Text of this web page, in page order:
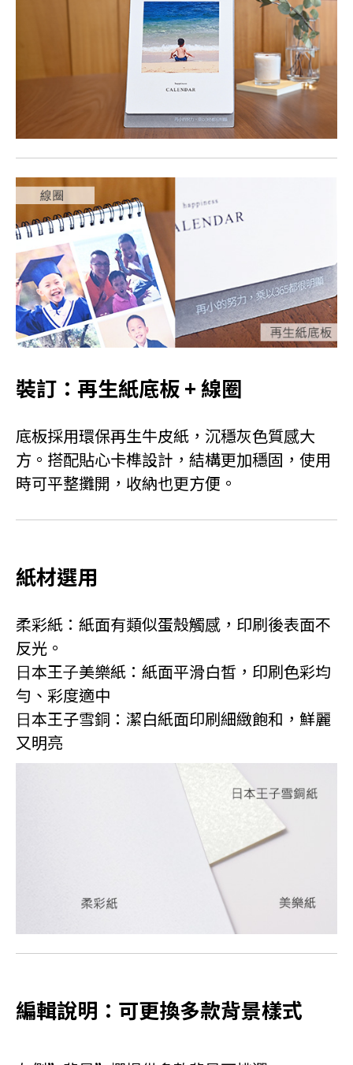
裝訂：再生紙底板 + 線圈
底板採用環保再生牛皮紙，沉穩灰色質感大
方。搭配貼心卡榫設計，結構更加穩固，使用
時可平整攤開，收納也更方便。
紙材選用
柔彩紙：紙面有類似蛋殼觸感，印刷後表面不
反光。
⽇本王⼦美樂紙：紙面平滑白皙，印刷色彩均
勻、彩度適中
⽇本王子雪銅：潔白紙面印刷細緻飽和，鮮麗
又明亮
編輯說明：可更換多款背景樣式